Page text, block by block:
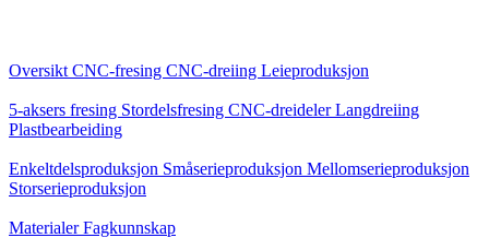
Oversikt CNC-fresing CNC-dreiing Leieproduksjon
5-aksers fresing Stordelsfresing CNC-dreidelerLangdreiing
Plastbearbeiding
Enkeltdelsproduksjon Småserieproduksjon Mellomserieproduksjon
Storserieproduksjon
MaterialerFagkunnskap